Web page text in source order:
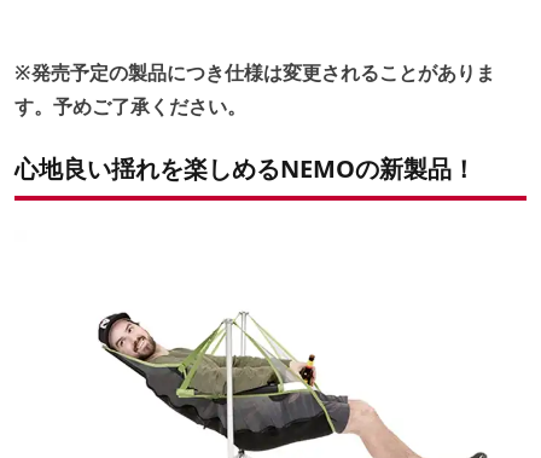
※発売予定の製品につき仕様は変更されることがありま
す。予めご了承ください。
心地良い揺れを楽しめるNEMOの新製品！